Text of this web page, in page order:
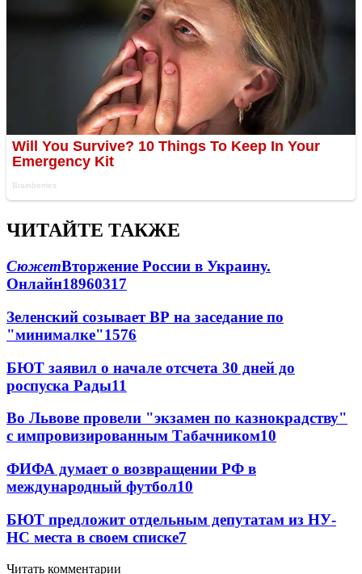
ЧИТАЙТЕ ТАКЖЕ
СюжетВторжение России в Украину.
Онлайн18960317
Зеленский созывает ВР на заседание по
"минималке"1576
БЮТ заявил о начале отсчета 30 дней до
роспуска Рады11
Во Львове провели "экзамен по казнокрадству"
с импровизированным Табачником10
ФИФА думает о возвращении РФ в
международный футбол10
БЮТ предложит отдельным депутатам из НУ-
НС места в своем списке7
Читать комментарии